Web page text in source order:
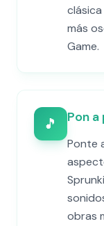
más
Game.
🎵 Pon
Ponte
obras